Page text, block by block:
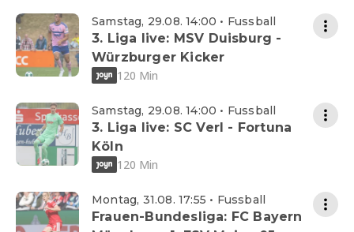
Samstag, 29.08. 14:00 • Fussball
3. Liga live: MSV Duisburg -
Würzburger Kicker
120 Min
Samstag, 29.08. 14:00 • Fussball
3. Liga live: SC Verl - Fortuna
Köln
120 Min
Montag, 31.08. 17:55 • Fussball
Frauen-Bundesliga: FC Bayern